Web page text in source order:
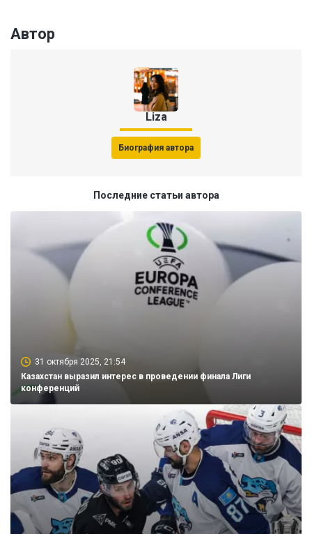
Автор
Liza
Биография автора
Последние статьи автора
31 октября 2025, 21:54
Казахстан выразил интерес в проведении финала Лиги
конференций